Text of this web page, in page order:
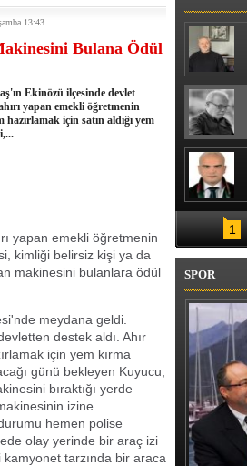
13:43
Bulana Ödül
Ekinözü ilçesinde devlet
yapan emekli öğretmenin
için satın aldığı yem
yapan emekli öğretmenin
kimliği belirsiz kişi ya da
makinesini bulanlara ödül
meydana geldi.
destek aldı. Ahır
için yem kırma
günü bekleyen Kuyucu,
bıraktığı yerde
izine
hemen polise
olay yerinde bir araç izi
kamyonet tarzında bir araca
1
SPOR